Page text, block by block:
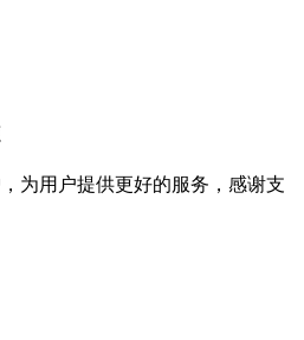
为用户提供更好的服务，感谢支